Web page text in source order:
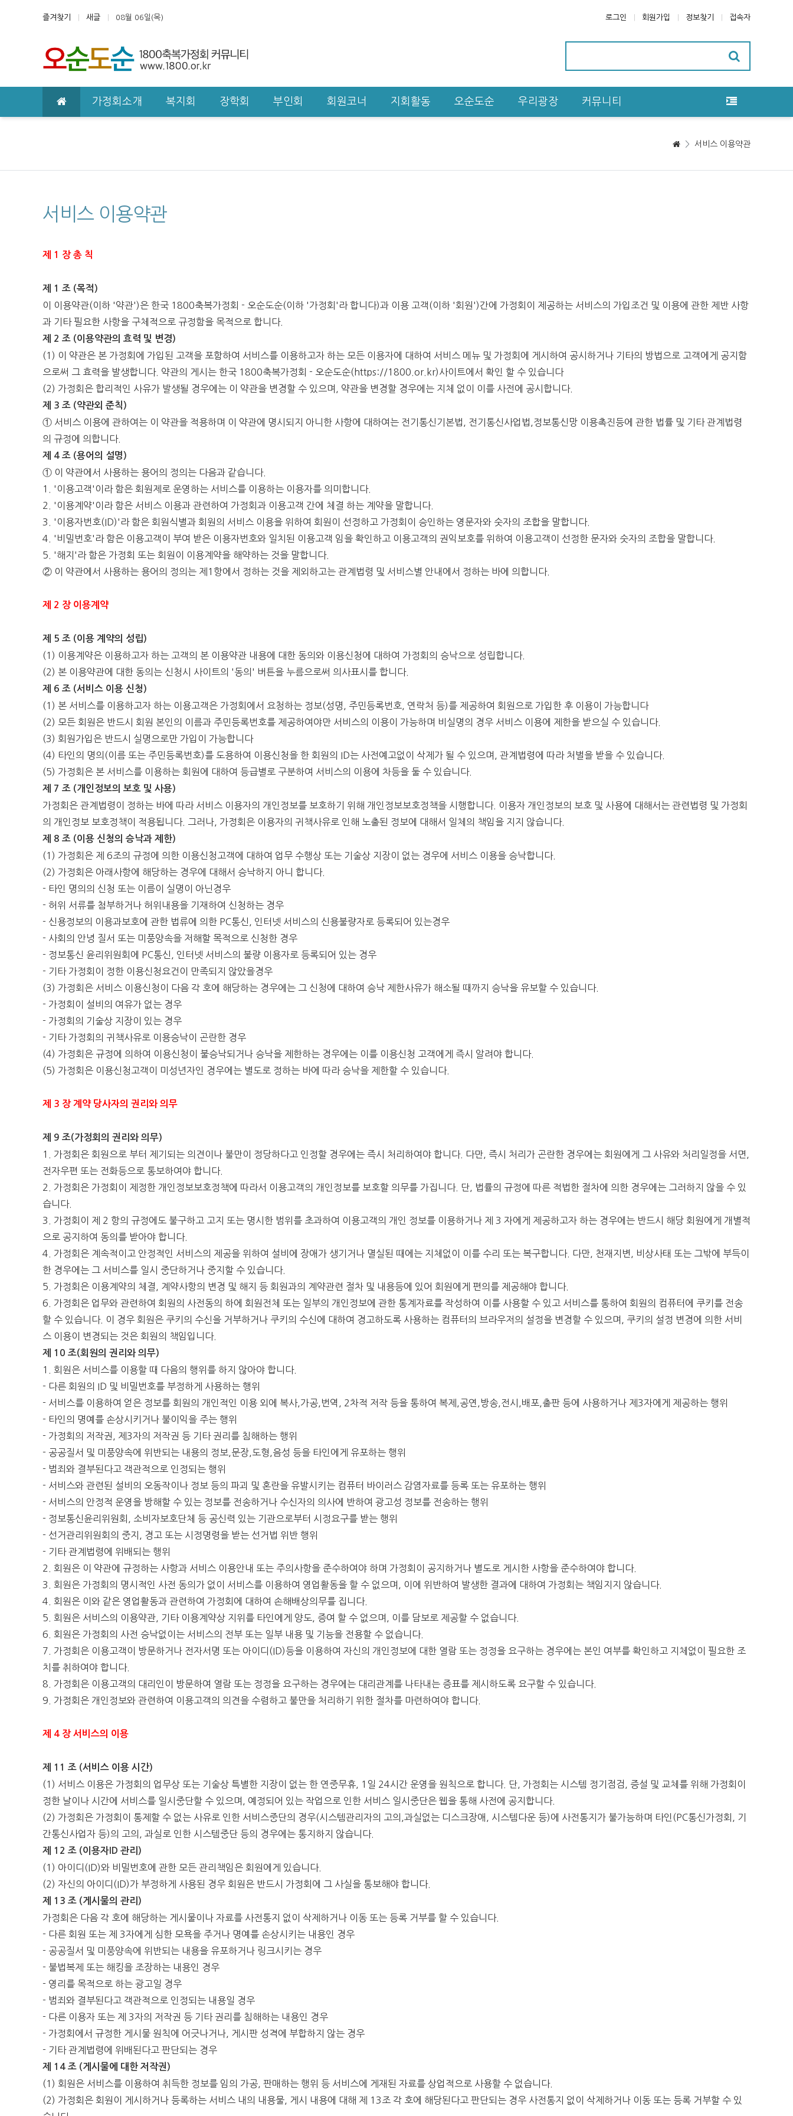
즐겨찾기 새글 08월 06일(목) 로그인 회원가입 정보찾기 접속자
메인 메뉴 가정회소개 복지회 장학회 부인회 회원코너 지회활동 오순도순 우리광장 커뮤니티
> 서비스 이용약관
서비스 이용약관
사이트 이용약관 안내
제 1 장 총 칙
제 1 조 (목적)
이 이용약관(이하 '약관')은 한국 1800축복가정회 - 오순도순(이하 '가정회'라 합니다)과 이용 고객(이하 '회원')간에 가정회이 제공하는 서비스의 가입조건 및 이용에 관한 제반 사항
과 기타 필요한 사항을 구체적으로 규정함을 목적으로 합니다.
제 2 조 (이용약관의 효력 및 변경)
(1) 이 약관은 본 가정회에 가입된 고객을 포함하여 서비스를 이용하고자 하는 모든 이용자에 대하여 서비스 메뉴 및 가정회에 게시하여 공시하거나 기타의 방법으로 고객에게 공지함
으로써 그 효력을 발생합니다. 약관의 게시는 한국 1800축복가정회 - 오순도순(https://1800.or.kr)사이트에서 확인 할 수 있습니다
(2) 가정회은 합리적인 사유가 발생될 경우에는 이 약관을 변경할 수 있으며, 약관을 변경할 경우에는 지체 없이 이를 사전에 공시합니다.
제 3 조 (약관외 준칙)
① 서비스 이용에 관하여는 이 약관을 적용하며 이 약관에 명시되지 아니한 사항에 대하여는 전기통신기본법, 전기통신사업법,정보통신망 이용촉진등에 관한 법률 및 기타 관계법령
의 규정에 의합니다.
제 4 조 (용어의 설명)
① 이 약관에서 사용하는 용어의 정의는 다음과 같습니다.
1. '이용고객'이라 함은 회원제로 운영하는 서비스를 이용하는 이용자를 의미합니다.
2. '이용계약'이라 함은 서비스 이용과 관련하여 가정회과 이용고객 간에 체결 하는 계약을 말합니다.
3. '이용자번호(ID)'라 함은 회원식별과 회원의 서비스 이용을 위하여 회원이 선정하고 가정회이 승인하는 영문자와 숫자의 조합을 말합니다.
4. '비밀번호'라 함은 이용고객이 부여 받은 이용자번호와 일치된 이용고객 임을 확인하고 이용고객의 권익보호를 위하여 이용고객이 선정한 문자와 숫자의 조합을 말합니다.
5. '해지'라 함은 가정회 또는 회원이 이용계약을 해약하는 것을 말합니다.
② 이 약관에서 사용하는 용어의 정의는 제1항에서 정하는 것을 제외하고는 관계법령 및 서비스별 안내에서 정하는 바에 의합니다.
제 2 장 이용계약
제 5 조 (이용 계약의 성립)
(1) 이용계약은 이용하고자 하는 고객의 본 이용약관 내용에 대한 동의와 이용신청에 대하여 가정회의 승낙으로 성립합니다.
(2) 본 이용약관에 대한 동의는 신청시 사이트의 '동의' 버튼을 누름으로써 의사표시를 합니다.
제 6 조 (서비스 이용 신청)
(1) 본 서비스를 이용하고자 하는 이용고객은 가정회에서 요청하는 정보(성명, 주민등록번호, 연락처 등)를 제공하여 회원으로 가입한 후 이용이 가능합니다
(2) 모든 회원은 반드시 회원 본인의 이름과 주민등록번호를 제공하여야만 서비스의 이용이 가능하며 비실명의 경우 서비스 이용에 제한을 받으실 수 있습니다.
(3) 회원가입은 반드시 실명으로만 가입이 가능합니다
(4) 타인의 명의(이름 또는 주민등록번호)를 도용하여 이용신청을 한 회원의 ID는 사전예고없이 삭제가 될 수 있으며, 관계법령에 따라 처벌을 받을 수 있습니다.
(5) 가정회은 본 서비스를 이용하는 회원에 대하여 등급별로 구분하여 서비스의 이용에 차등을 둘 수 있습니다.
제 7 조 (개인정보의 보호 및 사용)
가정회은 관계법령이 정하는 바에 따라 서비스 이용자의 개인정보를 보호하기 위해 개인정보보호정책을 시행합니다. 이용자 개인정보의 보호 및 사용에 대해서는 관련법령 및 가정회
의 개인정보 보호정책이 적용됩니다. 그러나, 가정회은 이용자의 귀책사유로 인해 노출된 정보에 대해서 일체의 책임을 지지 않습니다.
제 8 조 (이용 신청의 승낙과 제한)
(1) 가정회은 제 6조의 규정에 의한 이용신청고객에 대하여 업무 수행상 또는 기술상 지장이 없는 경우에 서비스 이용을 승낙합니다.
(2) 가정회은 아래사항에 해당하는 경우에 대해서 승낙하지 아니 합니다.
- 타인 명의의 신청 또는 이름이 실명이 아닌경우
- 허위 서류를 첨부하거나 허위내용을 기재하여 신청하는 경우
- 신용정보의 이용과보호에 관한 법류에 의한 PC통신, 인터넷 서비스의 신용불량자로 등록되어 있는경우
- 사회의 안녕 질서 또는 미풍양속을 저해할 목적으로 신청한 경우
- 정보통신 윤리위원회에 PC통신, 인터넷 서비스의 불량 이용자로 등록되어 있는 경우
- 기타 가정회이 정한 이용신청요건이 만족되지 않았을경우
(3) 가정회은 서비스 이용신청이 다음 각 호에 해당하는 경우에는 그 신청에 대하여 승낙 제한사유가 해소될 때까지 승낙을 유보할 수 있습니다.
- 가정회이 설비의 여유가 없는 경우
- 가정회의 기술상 지장이 있는 경우
- 기타 가정회의 귀책사유로 이용승낙이 곤란한 경우
(4) 가정회은 규정에 의하여 이용신청이 불승낙되거나 승낙을 제한하는 경우에는 이를 이용신청 고객에게 즉시 알려야 합니다.
(5) 가정회은 이용신청고객이 미성년자인 경우에는 별도로 정하는 바에 따라 승낙을 제한할 수 있습니다.
제 3 장 계약 당사자의 권리와 의무
제 9 조(가정회의 권리와 의무)
1. 가정회은 회원으로 부터 제기되는 의견이나 불만이 정당하다고 인정할 경우에는 즉시 처리하여야 합니다. 다만, 즉시 처리가 곤란한 경우에는 회원에게 그 사유와 처리일정을 서면,
전자우편 또는 전화등으로 통보하여야 합니다.
2. 가정회은 가정회이 제정한 개인정보보호정책에 따라서 이용고객의 개인정보를 보호할 의무를 가집니다. 단, 법률의 규정에 따른 적법한 절차에 의한 경우에는 그러하지 않을 수 있
습니다.
3. 가정회이 제 2 항의 규정에도 불구하고 고지 또는 명시한 범위를 초과하여 이용고객의 개인 정보를 이용하거나 제 3 자에게 제공하고자 하는 경우에는 반드시 해당 회원에게 개별적
으로 공지하여 동의를 받아야 합니다.
4. 가정회은 계속적이고 안정적인 서비스의 제공을 위하여 설비에 장애가 생기거나 멸실된 때에는 지체없이 이를 수리 또는 복구합니다. 다만, 천재지변, 비상사태 또는 그밖에 부득이
한 경우에는 그 서비스를 일시 중단하거나 중지할 수 있습니다.
5. 가정회은 이용계약의 체결, 계약사항의 변경 및 해지 등 회원과의 계약관련 절차 및 내용등에 있어 회원에게 편의를 제공해야 합니다.
6. 가정회은 업무와 관련하여 회원의 사전동의 하에 회원전체 또는 일부의 개인정보에 관한 통계자료를 작성하여 이를 사용할 수 있고 서비스를 통하여 회원의 컴퓨터에 쿠키를 전송
할 수 있습니다. 이 경우 회원은 쿠키의 수신을 거부하거나 쿠키의 수신에 대하여 경고하도록 사용하는 컴퓨터의 브라우저의 설정을 변경할 수 있으며, 쿠키의 설정 변경에 의한 서비
스 이용이 변경되는 것은 회원의 책임입니다.
제 10 조(회원의 권리와 의무)
1. 회원은 서비스를 이용할 때 다음의 행위를 하지 않아야 합니다.
- 다른 회원의 ID 및 비밀번호를 부정하게 사용하는 행위
- 서비스를 이용하여 얻은 정보를 회원의 개인적인 이용 외에 복사,가공,번역, 2차적 저작 등을 통하여 복제,공연,방송,전시,배포,출판 등에 사용하거나 제3자에게 제공하는 행위
- 타인의 명예를 손상시키거나 불이익을 주는 행위
- 가정회의 저작권, 제3자의 저작권 등 기타 권리를 침해하는 행위
- 공공질서 및 미풍양속에 위반되는 내용의 정보,문장,도형,음성 등을 타인에게 유포하는 행위
- 범죄와 결부된다고 객관적으로 인정되는 행위
- 서비스와 관련된 설비의 오동작이나 정보 등의 파괴 및 혼란을 유발시키는 컴퓨터 바이러스 감염자료를 등록 또는 유포하는 행위
- 서비스의 안정적 운영을 방해할 수 있는 정보를 전송하거나 수신자의 의사에 반하여 광고성 정보를 전송하는 행위
- 정보통신윤리위원회, 소비자보호단체 등 공신력 있는 기관으로부터 시정요구를 받는 행위
- 선거관리위원회의 중지, 경고 또는 시정명령을 받는 선거법 위반 행위
- 기타 관계법령에 위배되는 행위
2. 회원은 이 약관에 규정하는 사항과 서비스 이용안내 또는 주의사항을 준수하여야 하며 가정회이 공지하거나 별도로 게시한 사항을 준수하여야 합니다.
3. 회원은 가정회의 명시적인 사전 동의가 없이 서비스를 이용하여 영업활동을 할 수 없으며, 이에 위반하여 발생한 결과에 대하여 가정회는 책임지지 않습니다.
4. 회원은 이와 같은 영업활동과 관련하여 가정회에 대하여 손해배상의무를 집니다.
5. 회원은 서비스의 이용약관, 기타 이용계약상 지위를 타인에게 양도, 증여 할 수 없으며, 이를 담보로 제공할 수 없습니다.
6. 회원은 가정회의 사전 승낙없이는 서비스의 전부 또는 일부 내용 및 기능을 전용할 수 없습니다.
7. 가정회은 이용고객이 방문하거나 전자서명 또는 아이디(ID)등을 이용하여 자신의 개인정보에 대한 열람 또는 정정을 요구하는 경우에는 본인 여부를 확인하고 지체없이 필요한 조
치를 취하여야 합니다.
8. 가정회은 이용고객의 대리인이 방문하여 열람 또는 정정을 요구하는 경우에는 대리관계를 나타내는 증표를 제시하도록 요구할 수 있습니다.
9. 가정회은 개인정보와 관련하여 이용고객의 의견을 수렴하고 불만을 처리하기 위한 절차를 마련하여야 합니다.
제 4 장 서비스의 이용
제 11 조 (서비스 이용 시간)
(1) 서비스 이용은 가정회의 업무상 또는 기술상 특별한 지장이 없는 한 연중무휴, 1일 24시간 운영을 원칙으로 합니다. 단, 가정회는 시스템 정기점검, 증설 및 교체를 위해 가정회이
정한 날이나 시간에 서비스를 일시중단할 수 있으며, 예정되어 있는 작업으로 인한 서비스 일시중단은 웹을 통해 사전에 공지합니다.
(2) 가정회은 가정회이 통제할 수 없는 사유로 인한 서비스중단의 경우(시스템관리자의 고의,과실없는 디스크장애, 시스템다운 등)에 사전통지가 불가능하며 타인(PC통신가정회, 기
간통신사업자 등)의 고의, 과실로 인한 시스템중단 등의 경우에는 통지하지 않습니다.
제 12 조 (이용자ID 관리)
(1) 아이디(ID)와 비밀번호에 관한 모든 관리책임은 회원에게 있습니다.
(2) 자신의 아이디(ID)가 부정하게 사용된 경우 회원은 반드시 가정회에 그 사실을 통보해야 합니다.
제 13 조 (게시물의 관리)
가정회은 다음 각 호에 해당하는 게시물이나 자료를 사전통지 없이 삭제하거나 이동 또는 등록 거부를 할 수 있습니다.
- 다른 회원 또는 제 3자에게 심한 모욕을 주거나 명예를 손상시키는 내용인 경우
- 공공질서 및 미풍양속에 위반되는 내용을 유포하거나 링크시키는 경우
- 불법복제 또는 해킹을 조장하는 내용인 경우
- 영리를 목적으로 하는 광고일 경우
- 범죄와 결부된다고 객관적으로 인정되는 내용일 경우
- 다른 이용자 또는 제 3자의 저작권 등 기타 권리를 침해하는 내용인 경우
- 가정회에서 규정한 게시물 원칙에 어긋나거나, 게시판 성격에 부합하지 않는 경우
- 기타 관계법령에 위배된다고 판단되는 경우
제 14 조 (게시물에 대한 저작권)
(1) 회원은 서비스를 이용하여 취득한 정보를 임의 가공, 판매하는 행위 등 서비스에 게재된 자료를 상업적으로 사용할 수 없습니다.
(2) 가정회은 회원이 게시하거나 등록하는 서비스 내의 내용물, 게시 내용에 대해 제 13조 각 호에 해당된다고 판단되는 경우 사전통지 없이 삭제하거나 이동 또는 등록 거부할 수 있